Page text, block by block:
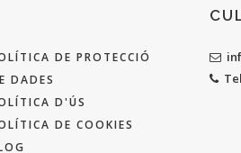
DE PROTECCIÓ
DADES
D'ÚS
DE COOKIES